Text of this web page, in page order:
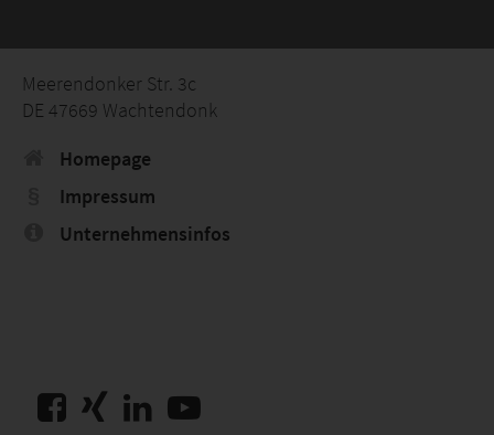
Meerendonker Str. 3c
DE 47669 Wachtendonk
Homepage
Impressum
Unternehmensinfos